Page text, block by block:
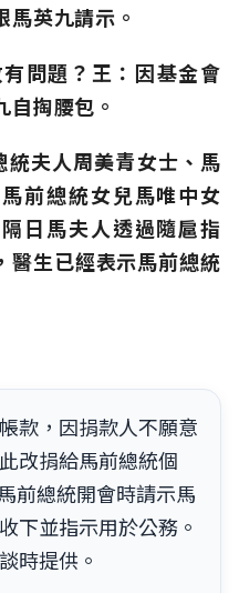
英九請示。
問題？王：因基金會
掏腰包。
夫人周美青女士、馬
前總統女兒馬唯中女
日馬夫人透過隨扈指
醫生已經表示馬前總統
款，因捐款人不願意
改捐給馬前總統個
前總統開會時請示馬
下並指示用於公務。
時提供。